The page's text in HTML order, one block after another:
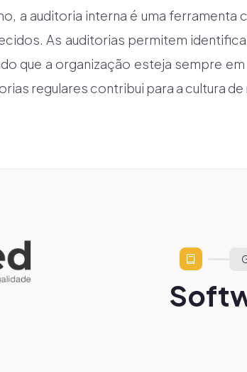
a auditoria interna é uma
As auditorias permitem
que a organização esteja sempre
regulares contribui para a cultura